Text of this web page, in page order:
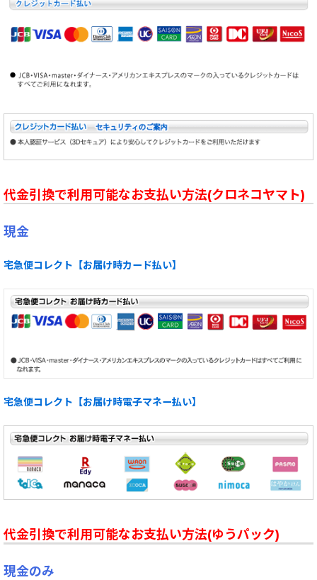
代金引換で利用可能なお支払い方法(クロネコヤマト)
現金
宅急便コレクト【お届け時カード払い】
宅急便コレクト【お届け時電子マネー払い】
代金引換で利用可能なお支払い方法(ゆうパック)
現金のみ